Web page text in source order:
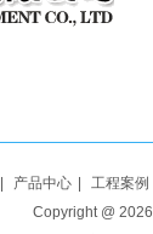
产品中心 工程案例
Copyright @ 2026